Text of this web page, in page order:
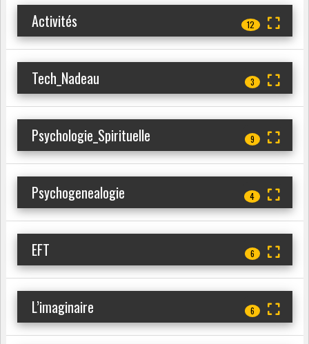
Activités 12
Tech_Nadeau 3
Psychologie_Spirituelle 9
Psychogenealogie 4
EFT 6
L’imaginaire 6